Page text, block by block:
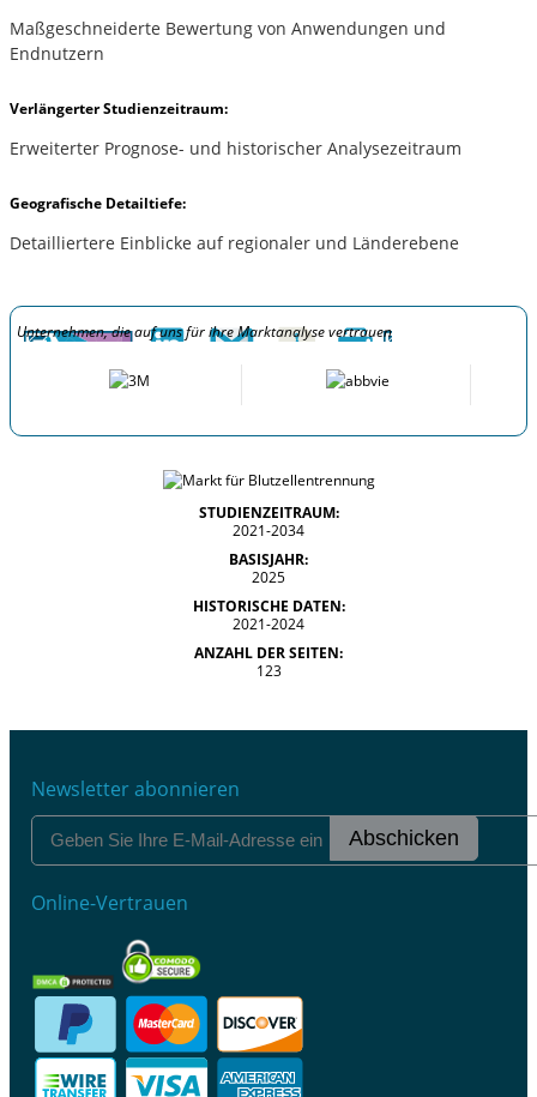
Maßgeschneiderte Bewertung von Anwendungen und
Endnutzern
Verlängerter Studienzeitraum:
Erweiterter Prognose- und historischer Analysezeitraum
Geografische Detailtiefe:
Detailliertere Einblicke auf regionaler und Länderebene
Unternehmen, die auf uns für ihre Marktanalyse vertrauen
STUDIENZEITRAUM:
2021-2034
BASISJAHR:
2025
HISTORISCHE DATEN:
2021-2024
ANZAHL DER SEITEN:
123
Newsletter abonnieren
Abschicken
Online-Vertrauen